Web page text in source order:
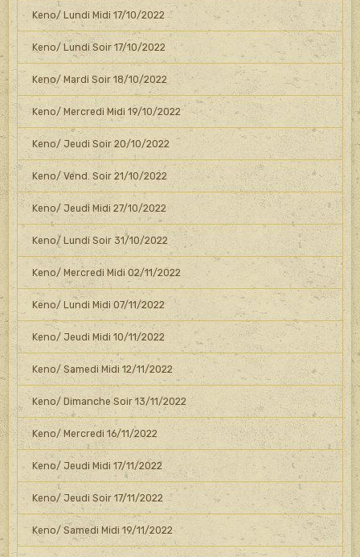
Keno/ Lundi Midi 17/10/2022
Keno/ Lundi Soir 17/10/2022
Keno/ Mardi Soir 18/10/2022
Keno/ Mercredi Midi 19/10/2022
Keno/ Jeudi Soir 20/10/2022
Keno/ Vend. Soir 21/10/2022
Keno/ Jeudi Midi 27/10/2022
Keno/ Lundi Soir 31/10/2022
Keno/ Mercredi Midi 02/11/2022
Keno/ Lundi Midi 07/11/2022
Keno/ Jeudi Midi 10/11/2022
Keno/ Samedi Midi 12/11/2022
Keno/ Dimanche Soir 13/11/2022
Keno/ Mercredi 16/11/2022
Keno/ Jeudi Midi 17/11/2022
Keno/ Jeudi Soir 17/11/2022
Keno/ Samedi Midi 19/11/2022